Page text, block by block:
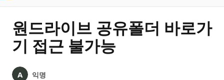
원드라이브 공유폴더 바로가
기 접근 불가능
익명